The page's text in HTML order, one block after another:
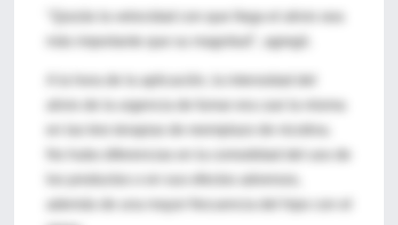
"Quizás la velocidad con que llega el alivio sea
más importante que su magnitud", agregó.
A la hora de la aplicación, la intensidad del
alivio de la urgencia de fumar era casi la misma
en las tres terapias de reemplazo de nicotina.
además de una mayor frecuencia del hipo con el